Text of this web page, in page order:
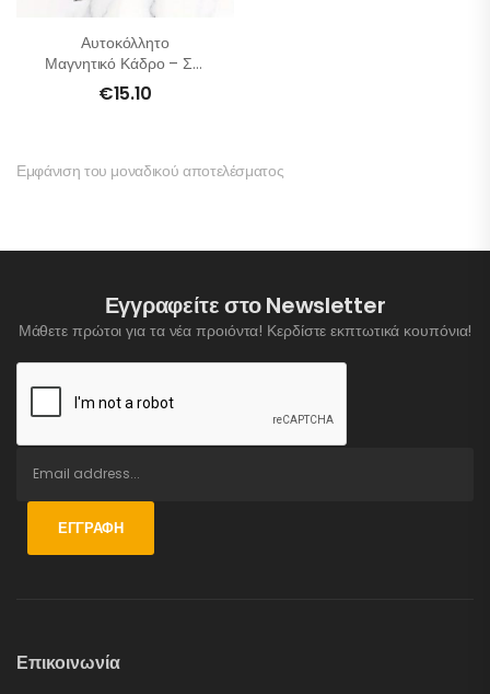
Αυτοκόλλητο
Μαγνητικό Κάδρο – Σετ
2 Τμχ
€15.10
Εμφάνιση του μοναδικού αποτελέσματος
Εγγραφείτε στο Newsletter
Μάθετε πρώτοι για τα νέα προιόντα! Κερδίστε εκπτωτικά κουπόνια!
ΕΓΓΡΑΦΉ
Επικοινωνία